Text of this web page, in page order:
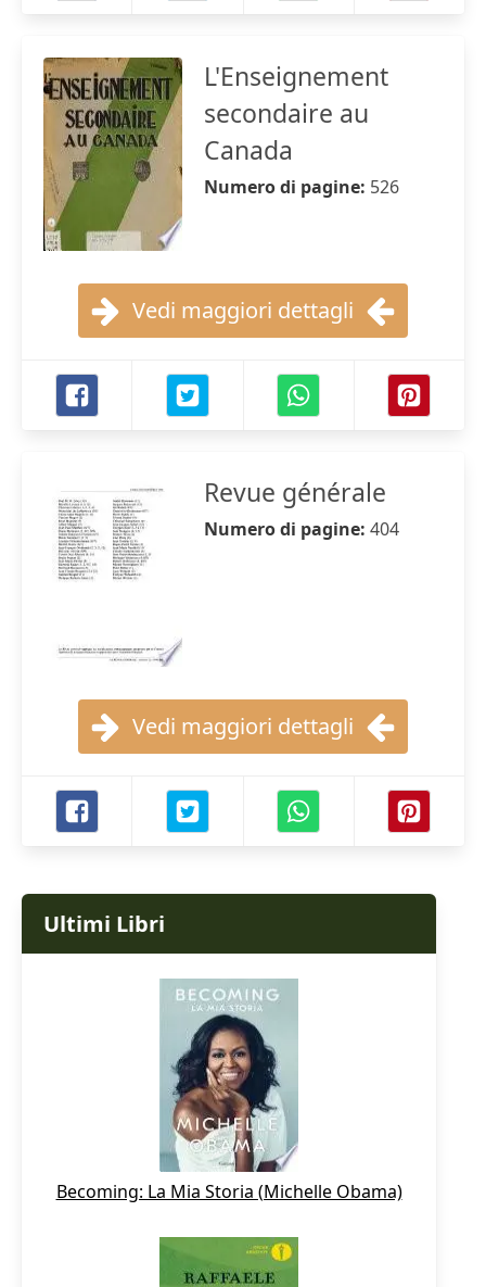
L'Enseignement
secondaire au
Canada
Numero di pagine: 526
Vedi maggiori dettagli
Revue générale
Numero di pagine: 404
Vedi maggiori dettagli
Ultimi Libri
Becoming: La Mia Storia (Michelle Obama)